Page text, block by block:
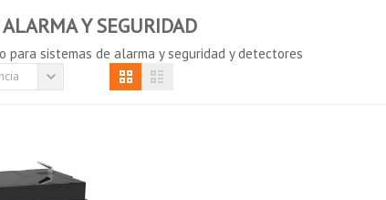
Y SEGURIDAD
para sistemas de alarma y seguridad y detectores